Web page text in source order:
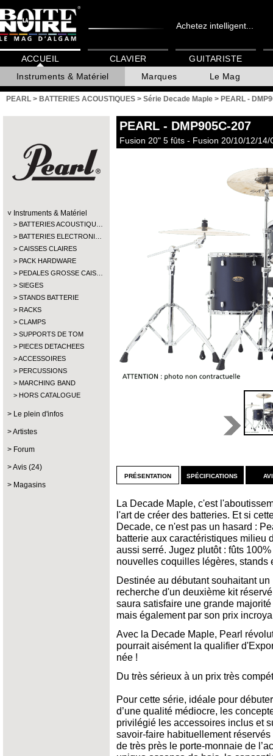
Achetez intelligent...
ACCUEIL
Instruments & Matériel
Marques Le Mag
CLAVIER GUITARISTE
PEARL > BATTERIES ACOUSTIQUES > Série Decade Maple > PEARL -
Instruments & Matériel
BATTERIES ACOUSTIQU…
BATTERIES ELECTRONI…
CAISSES CLAIRES
PACK HARDWARE
PEDALES GROSSE CAIS…
SIEGES
STANDS BATTERIE
RACKS
CLAMPS
SUPPORTS DE TOM
PIECES DETACHEES
ACCESSOIRES
PERCUSSIONS
MARCHING BAND
HORS CATALOGUE
Le plein d'infos
Artistes
Forum
Avis (24)
Magasins
PEARL - DMP905C-207
Fusion 20" 5 fûts - Fusion 20/10/12/14/
présentation
La Decade Maple, c'est
l'art de créer des batteries. Et si
Decade, ce n'est pas un hasard :
batterie aux caractéristiques milieu
aussi serré. Jugez plutôt : fûts
nouvelles coquilles légères, stands
Destinée au débutant souhaitant
recherche d'un deuxième kit
saura satisfaire une grande
mais également par son prix
Avec la Decade Maple, Pearl
pourrait aisément la qualifier
née !
Du très sérieux à un prix très
Pour cette série, idéale pour
d’une qualité médiocre, les
privilégié les accessoires inclus et
savoir-faire habituellement
de très près le porte-monnaie de
spécifications